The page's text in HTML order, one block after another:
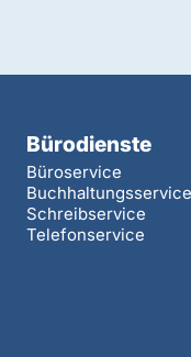
Bürodienste
Büroservice
Buchhaltungsservice
Schreibservice
Telefonservice